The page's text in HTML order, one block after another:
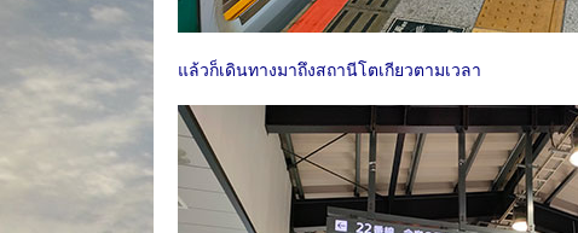
แล้วก็เดินทางมาถึงสถานีโตเกียวตามเวลา